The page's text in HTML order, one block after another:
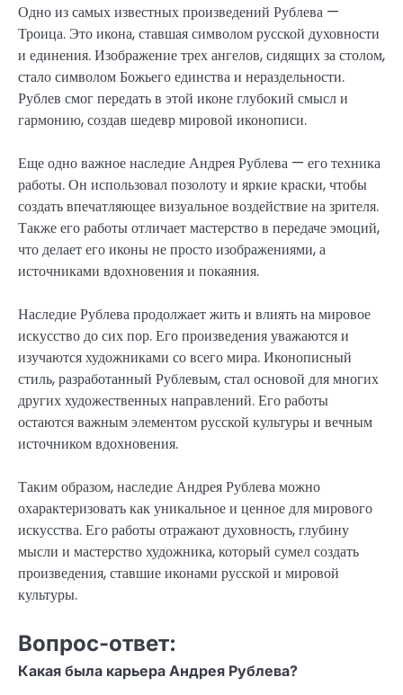
Одно из самых известных произведений Рублева —
Троица. Это икона, ставшая символом русской духовности
и единения. Изображение трех ангелов, сидящих за столом,
стало символом Божьего единства и нераздельности.
Рублев смог передать в этой иконе глубокий смысл и
гармонию, создав шедевр мировой иконописи.
Еще одно важное наследие Андрея Рублева — его техника
работы. Он использовал позолоту и яркие краски, чтобы
создать впечатляющее визуальное воздействие на зрителя.
Также его работы отличает мастерство в передаче эмоций,
что делает его иконы не просто изображениями, а
источниками вдохновения и покаяния.
Наследие Рублева продолжает жить и влиять на мировое
искусство до сих пор. Его произведения уважаются и
изучаются художниками со всего мира. Иконописный
стиль, разработанный Рублевым, стал основой для многих
других художественных направлений. Его работы
остаются важным элементом русской культуры и вечным
источником вдохновения.
Таким образом, наследие Андрея Рублева можно
охарактеризовать как уникальное и ценное для мирового
искусства. Его работы отражают духовность, глубину
мысли и мастерство художника, который сумел создать
произведения, ставшие иконами русской и мировой
культуры.
Вопрос-ответ:
Какая была карьера Андрея Рублева?